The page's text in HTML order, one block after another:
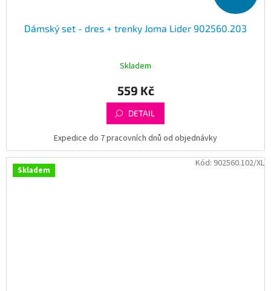
Dámský set - dres + trenky Joma Lider 902560.203
Skladem
559 Kč
DETAIL
Expedice do 7 pracovních dnů od objednávky
Skladem
Kód: 902560.102/XL